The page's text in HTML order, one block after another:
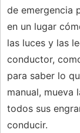
de emergencia
en un lugar
las luces y las
conductor,
para saber lo
manual, mueva
todos sus
conducir.